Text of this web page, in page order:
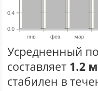
янв фев мар
0.0
0.4
Усредненный
составляет 1.2
стабилен в